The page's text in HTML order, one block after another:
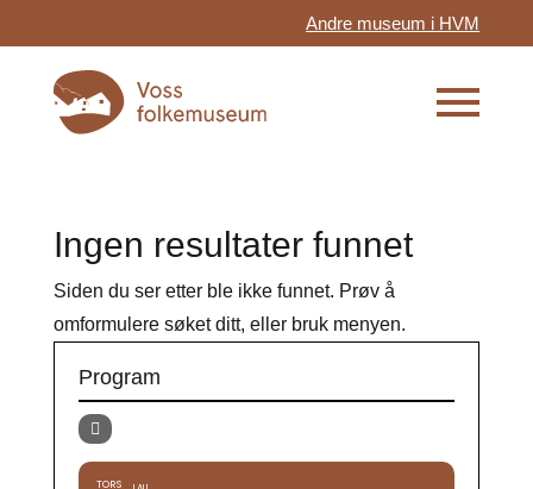
Andre museum i HVM
Ingen resultater funnet
Siden du ser etter ble ikke funnet. Prøv å
omformulere søket ditt, eller bruk menyen.
Program
TORS